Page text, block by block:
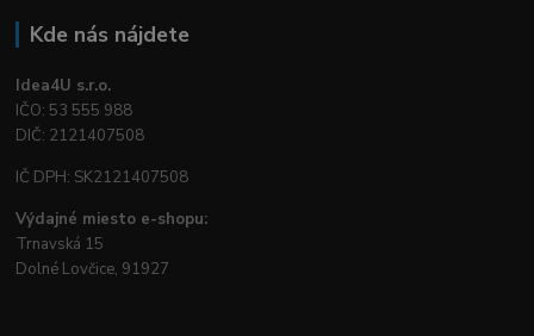
Kde nás nájdete
Idea4U s.r.o.
IČO: 53 555 988
DIČ: 2121407508
IČ DPH: SK2121407508
Výdajné miesto e-shopu:
Trnavská 15
Dolné Lovčice, 91927